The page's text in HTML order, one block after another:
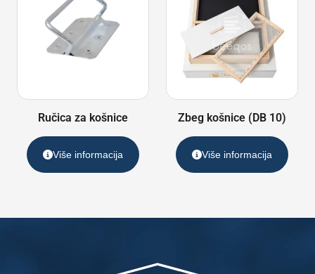
Ručica za košnice
Više informacija
Zbeg košnice (DB 10)
Više informacija